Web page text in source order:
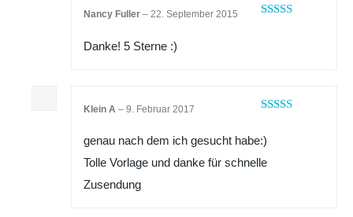
Nancy Fuller – 22. September 2015
Danke! 5 Sterne :)
Klein A – 9. Februar 2017
genau nach dem ich gesucht habe:)
Tolle Vorlage und danke für schnelle
Zusendung